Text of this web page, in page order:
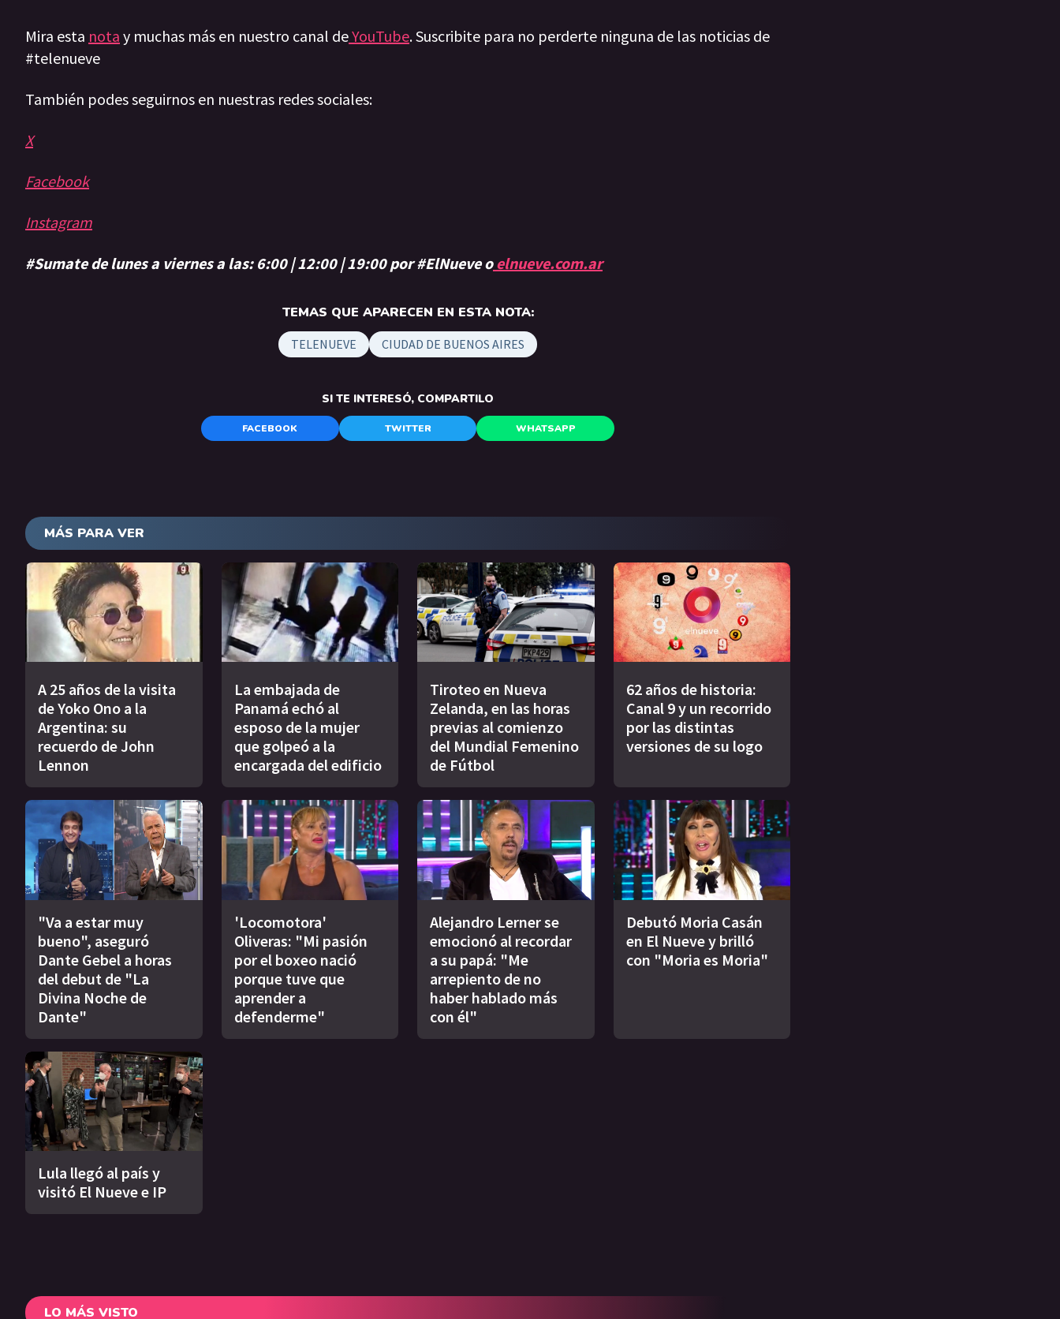
Mira esta nota y muchas más en nuestro canal deYouTube. Suscribite para no perderte ninguna de las noticias de
#telenueve
También podes seguirnos en nuestras redes sociales:
X
Facebook
Instagram
#Sumate de lunes a viernes a las: 6:00 | 12:00 | 19:00 por #ElNueve o elnueve.com.ar
TEMAS QUE APARECEN EN ESTA NOTA:
TELENUEVE CIUDAD DE BUENOS AIRES
SI TE INTERESÓ, COMPARTILO
FACEBOOK TWITTER WHATSAPP
MÁS PARA VER
A 25 años de la visita
de Yoko Ono a la
Argentina: su
recuerdo de John
Lennon
La embajada de
Panamá echó al
esposo de la mujer
que golpeó a la
encargada del edificio
Tiroteo en Nueva
Zelanda, en las horas
previas al comienzo
del Mundial Femenino
de Fútbol
62 años de historia:
Canal 9 y un recorrido
por las distintas
versiones de su logo
"Va a estar muy
bueno", aseguró
Dante Gebel a horas
del debut de "La
Divina Noche de
Dante"
'Locomotora'
Oliveras: "Mi pasión
por el boxeo nació
porque tuve que
aprender a
defenderme"
Alejandro Lerner se
emocionó al recordar
a su papá: "Me
arrepiento de no
haber hablado más
con él"
Debutó Moria Casán
en El Nueve y brilló
con "Moria es Moria"
Lula llegó al país y
visitó El Nueve e IP
LO MÁS VISTO